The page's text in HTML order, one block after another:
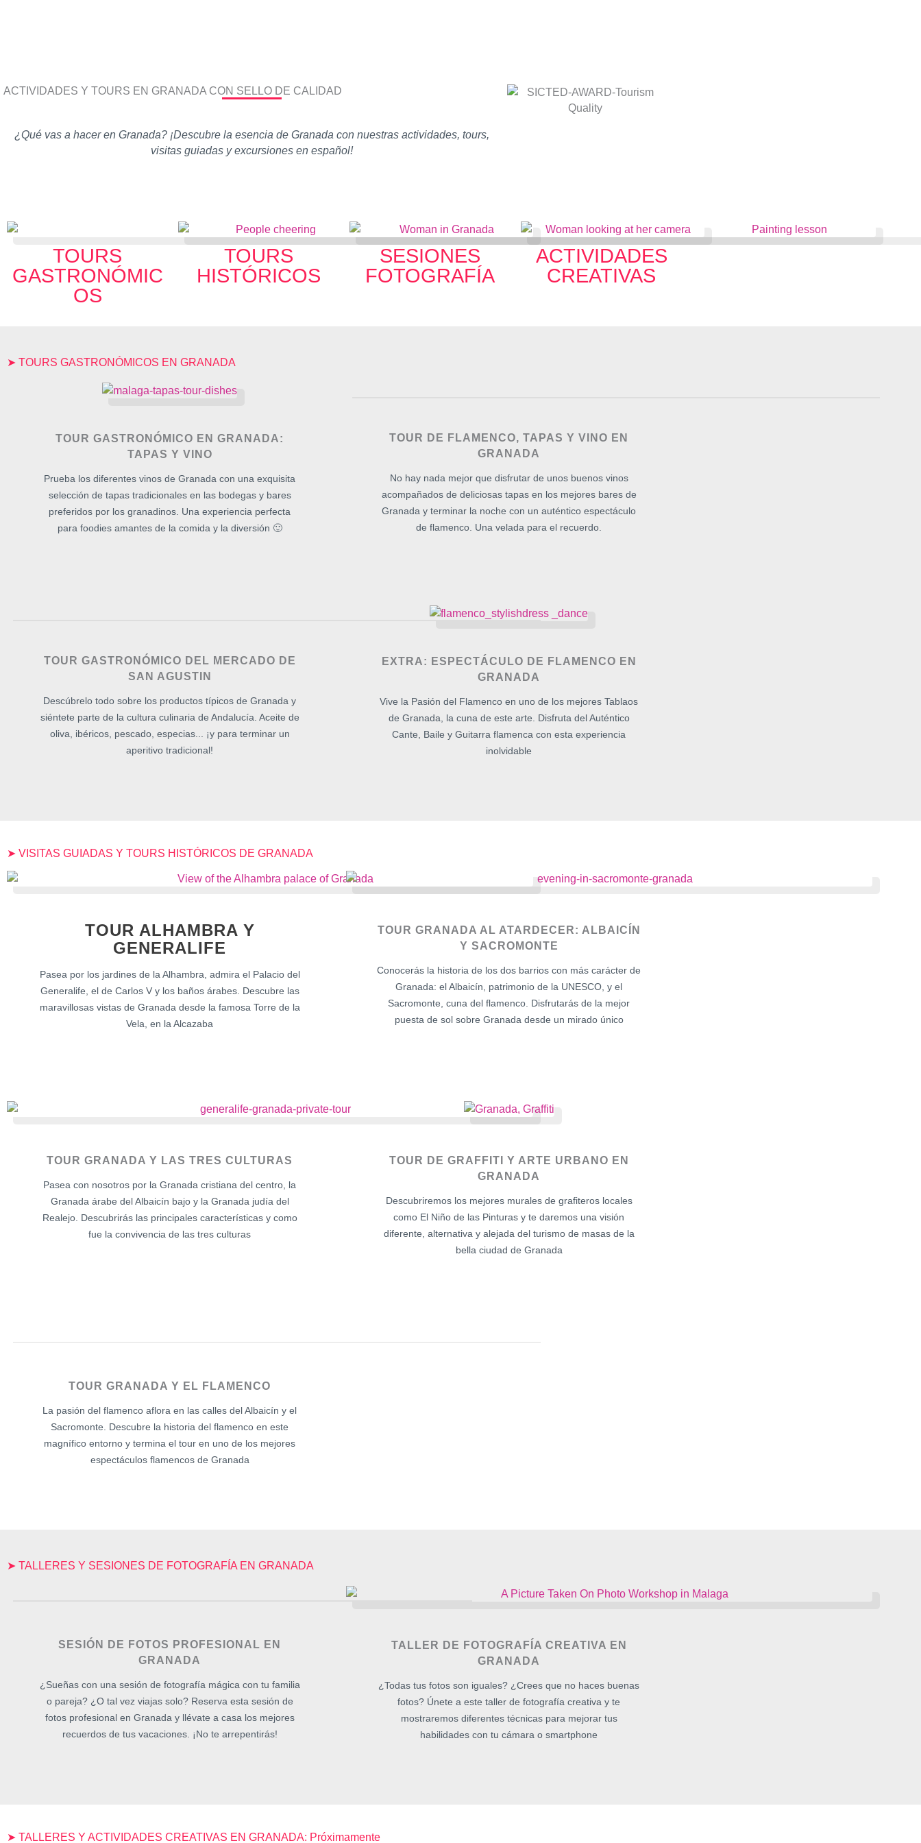
ACTIVIDADES Y TOURS EN GRANADA CON SELLO DE CALIDAD
¿Qué vas a hacer en Granada? ¡Descubre la esencia de Granada con nuestras actividades, tours,
visitas guiadas y excursiones en español!
TOURS
GASTRONÓMIC
OS
TOURS
HISTÓRICOS
SESIONES
FOTOGRAFÍA
ACTIVIDADES
CREATIVAS
➤ TOURS GASTRONÓMICOS EN GRANADA
TOUR GASTRONÓMICO EN GRANADA:
TAPAS Y VINO
Prueba los diferentes vinos de Granada con una exquisita
selección de tapas tradicionales en las bodegas y bares
preferidos por los granadinos. Una experiencia perfecta
para foodies amantes de la comida y la diversión 🙂
TOUR DE FLAMENCO, TAPAS Y VINO EN
GRANADA
No hay nada mejor que disfrutar de unos buenos vinos
acompañados de deliciosas tapas en los mejores bares de
Granada y terminar la noche con un auténtico espectáculo
de flamenco. Una velada para el recuerdo.
TOUR GASTRONÓMICO DEL MERCADO DE
SAN AGUSTIN
Descúbrelo todo sobre los productos típicos de Granada y
siéntete parte de la cultura culinaria de Andalucía. Aceite de
oliva, ibéricos, pescado, especias... ¡y para terminar un
aperitivo tradicional!
EXTRA: ESPECTÁCULO DE FLAMENCO EN
GRANADA
Vive la Pasión del Flamenco en uno de los mejores Tablaos
de Granada, la cuna de este arte. Disfruta del Auténtico
Cante, Baile y Guitarra flamenca con esta experiencia
inolvidable
➤ VISITAS GUIADAS Y TOURS HISTÓRICOS DE GRANADA​
TOUR ALHAMBRA Y
GENERALIFE
Pasea por los jardines de la Alhambra, admira el Palacio del
Generalife, el de Carlos V y los baños árabes. Descubre las
maravillosas vistas de Granada desde la famosa Torre de la
Vela, en la Alcazaba
TOUR GRANADA AL ATARDECER: ALBAICÍN
Y SACROMONTE
Conocerás la historia de los dos barrios con más carácter de
Granada: el Albaicín, patrimonio de la UNESCO, y el
Sacromonte, cuna del flamenco. Disfrutarás de la mejor
puesta de sol sobre Granada desde un mirado único
TOUR GRANADA Y LAS TRES CULTURAS
Pasea con nosotros por la Granada cristiana del centro, la
Granada árabe del Albaicín bajo y la Granada judía del
Realejo. Descubrirás las principales características y como
fue la convivencia de las tres culturas
TOUR DE GRAFFITI Y ARTE URBANO EN
GRANADA
Descubriremos los mejores murales de grafiteros locales
como El Niño de las Pinturas y te daremos una visión
diferente, alternativa y alejada del turismo de masas de la
bella ciudad de Granada
TOUR GRANADA Y EL FLAMENCO
La pasión del flamenco aflora en las calles del Albaicín y el
Sacromonte. Descubre la historia del flamenco en este
magnífico entorno y termina el tour en uno de los mejores
espectáculos flamencos de Granada
➤ TALLERES Y SESIONES DE FOTOGRAFÍA EN GRANADA
SESIÓN DE FOTOS PROFESIONAL EN
GRANADA
¿Sueñas con una sesión de fotografía mágica con tu familia
o pareja? ¿O tal vez viajas solo? Reserva esta sesión de
fotos profesional en Granada y llévate a casa los mejores
recuerdos de tus vacaciones. ¡No te arrepentirás!
TALLER DE FOTOGRAFÍA CREATIVA EN
GRANADA
¿Todas tus fotos son iguales? ¿Crees que no haces buenas
fotos? Únete a este taller de fotografía creativa y te
mostraremos diferentes técnicas para mejorar tus
habilidades con tu cámara o smartphone
➤ TALLERES Y ACTIVIDADES CREATIVAS EN GRANADA: Próximamente